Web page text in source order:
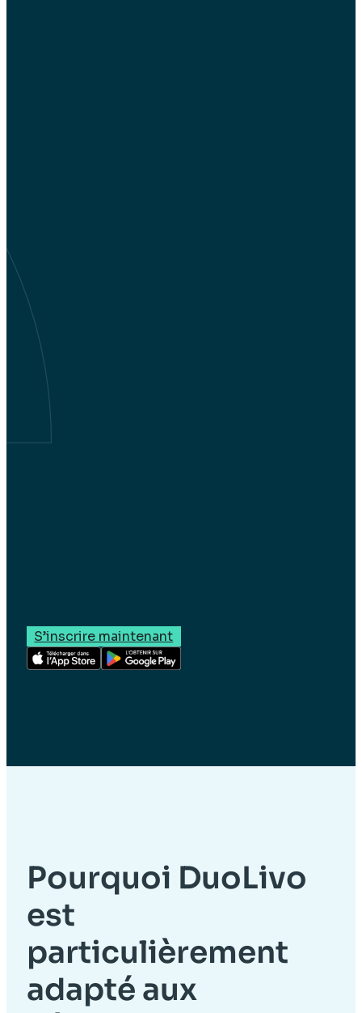
S’inscrire maintenant
Pourquoi DuoLivo
est
particulièrement
adapté aux